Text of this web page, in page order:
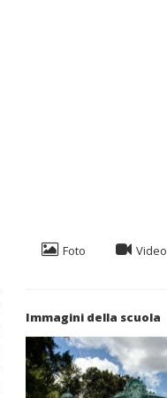
Foto Video
Immagini della scuola